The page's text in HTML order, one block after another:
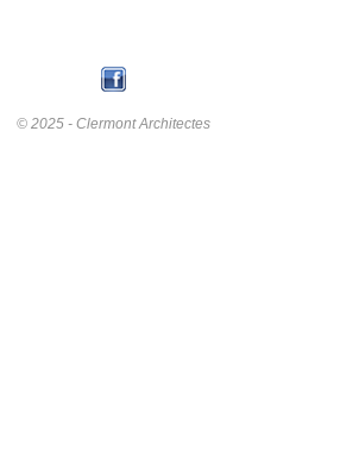
© 2025 - Clermont Architectes